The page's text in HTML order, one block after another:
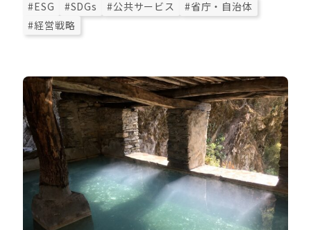
#ESG #SDGs #公共サービス
#省庁・自治体
#経営戦略